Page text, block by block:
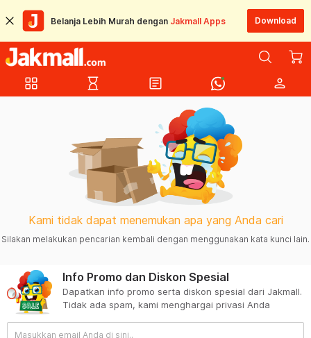
Belanja Lebih Murah dengan Jakmall Apps Download
grid_view hourglass_empty article person
Kami tidak dapat menemukan apa yang Anda cari
Silakan melakukan pencarian kembali dengan menggunakan kata kunci lain.
Info Promo dan Diskon Spesial
Dapatkan info promo serta diskon spesial dari Jakmall.
Tidak ada spam, kami menghargai privasi Anda